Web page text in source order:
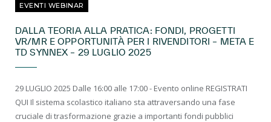
EVENTI WEBINAR
DALLA TEORIA ALLA PRATICA: FONDI, PROGETTI
VR/MR E OPPORTUNITÀ PER I RIVENDITORI – META E
TD SYNNEX – 29 LUGLIO 2025
29 LUGLIO 2025 Dalle 16:00 alle 17:00 - Evento online REGISTRATI
QUI Il sistema scolastico italiano sta attraversando una fase
cruciale di trasformazione grazie a importanti fondi pubblici